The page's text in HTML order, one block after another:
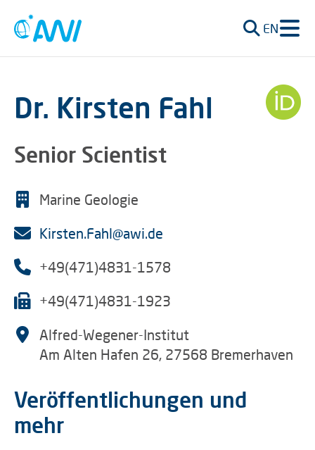
EN
Dr. Kirsten Fahl
Senior Scientist
Marine Geologie
Kirsten.Fahl@awi.de
+49(471)4831-1578
+49(471)4831-1923
Alfred-Wegener-Institut
Am Alten Hafen 26, 27568 Bremerhaven
Veröffentlichungen und
mehr